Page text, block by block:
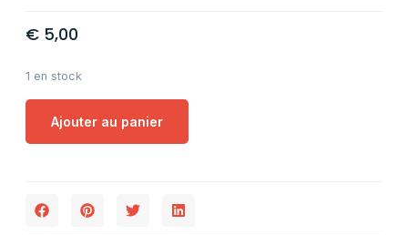
€ 5,00
1 en stock
Ajouter au panier